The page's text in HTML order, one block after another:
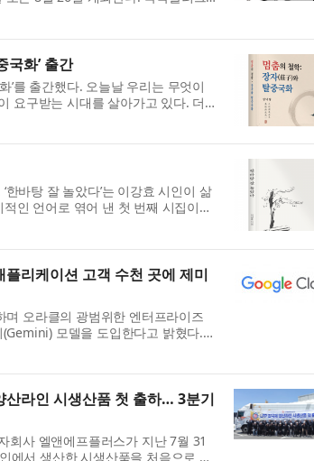
보다 친숙...
국화’ 출간
’를 출간했다. 오늘날 우리는 무엇이
요구받는 시대를 살아가고 있다. 더
로 ...
한바탕 잘 놀았다’는 이강효 시인이 삶
인 언어로 엮어 낸 첫 번째 시집이다.
리케이션 고객 수천 곳에 제미
오라클의 광범위한 엔터프라이즈
모델을 도입한다고 밝혔다.
처(OCI) 엔...
산라인 시생산품 첫 출하… 3분기
회사 엘앤에프플러스가 지난 7월 31
에서 생산한 시생산품을 처음으로 출